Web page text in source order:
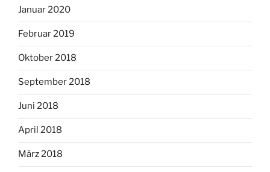
Januar 2020
Februar 2019
Oktober 2018
September 2018
Juni 2018
April 2018
März 2018